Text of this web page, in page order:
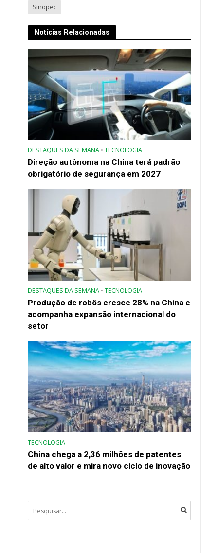
Sinopec
Notícias Relacionadas
DESTAQUES DA SEMANA • TECNOLOGIA
Direção autônoma na China terá padrão
obrigatório de segurança em 2027
DESTAQUES DA SEMANA • TECNOLOGIA
Produção de robôs cresce 28% na China e
acompanha expansão internacional do
setor
TECNOLOGIA
China chega a 2,36 milhões de patentes
de alto valor e mira novo ciclo de inovação